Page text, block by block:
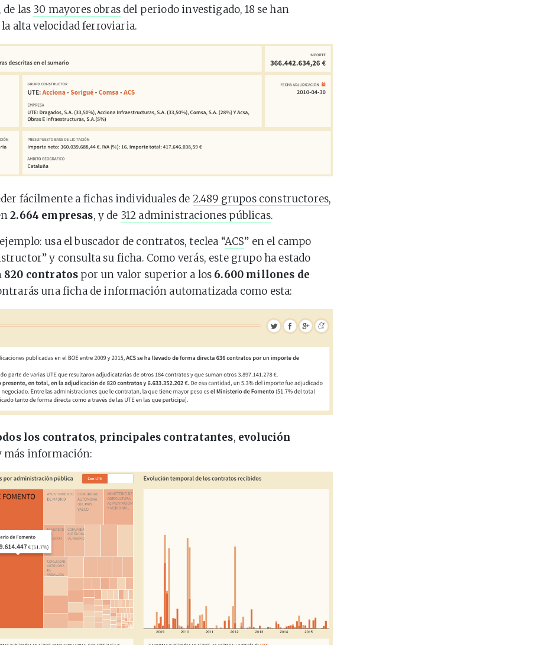
de las 30 mayores obrasdel periodo investigado, 18 se han
alta velocidad ferroviaria.
fácilmente a fichas individuales de 2.489 grupos constructores,
2.664 empresas, y de 312 administraciones públicas.
usa el buscador de contratos, teclea “ACS” en el campo
y consulta su ficha. Como verás, este grupo ha estado
820 contratos por un valor superior a los 6.600 millones de
una ficha de información automatizada como esta:
los contratos, principales contratantes, evolución
más información: